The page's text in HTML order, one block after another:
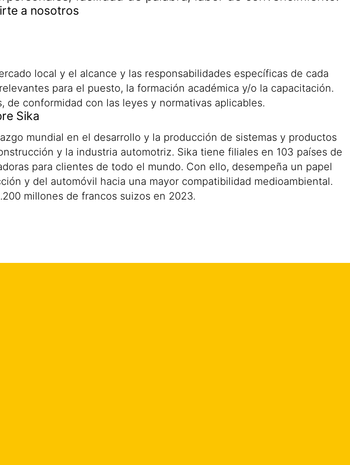
a nosotros
local y el alcance y las responsabilidades específicas de cada
para el puesto, la formación académica y/o la capacitación.
de conformidad con las leyes y normativas aplicables.
Sika
mundial en el desarrollo y la producción de sistemas y productos
y la industria automotriz. Sika tiene filiales en 103 países de
para clientes de todo el mundo. Con ello, desempeña un papel
y del automóvil hacia una mayor compatibilidad medioambiental.
millones de francos suizos en 2023.